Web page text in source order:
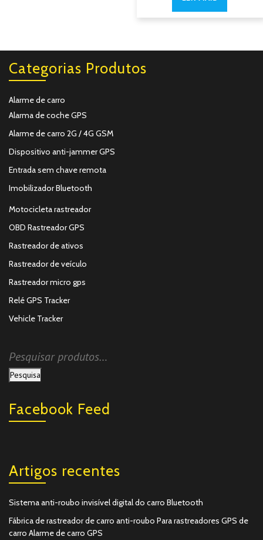
Categorias Produtos
Alarme de carro
Alarma de coche GPS
Alarme de carro 2G / 4G GSM
Dispositivo anti-jammer GPS
Entrada sem chave remota
Imobilizador Bluetooth
Motocicleta rastreador
OBD Rastreador GPS
Rastreador de ativos
Rastreador de veículo
Rastreador micro gps
Relé GPS Tracker
Vehicle Tracker
Pesquisa
Facebook Feed
Artigos recentes
Sistema anti-roubo invisível digital do carro Bluetooth
Fábrica de rastreador de carro anti-roubo Para rastreadores GPS de
carro Alarme de carro GPS